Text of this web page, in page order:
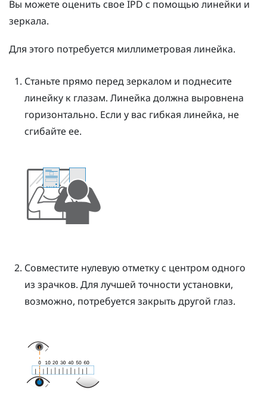
Вы можете оценить свое IPD с помощью линейки и
зеркала.
Для этого потребуется миллиметровая линейка.
Станьте прямо перед зеркалом и поднесите
линейку к глазам. Линейка должна выровнена
горизонтально. Если у вас гибкая линейка, не
сгибайте ее.
Совместите нулевую отметку с центром одного
из зрачков. Для лучшей точности установки,
возможно, потребуется закрыть другой глаз.